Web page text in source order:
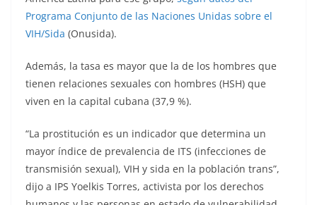
Programa Conjunto de las Naciones Unidas sobre el
VIH/Sida (Onusida).
Además, la tasa es mayor que la de los hombres que
tienen relaciones sexuales con hombres (HSH) que
viven en la capital cubana (37,9 %).
“La prostitución es un indicador que determina un
mayor índice de prevalencia de ITS (infecciones de
transmisión sexual), VIH y sida en la población trans”,
dijo a IPS Yoelkis Torres, activista por los derechos